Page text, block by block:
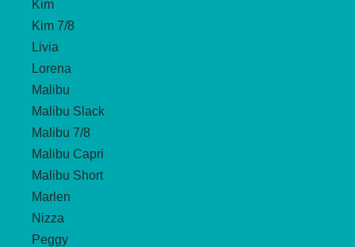
Kim
Kim 7/8
Livia
Lorena
Malibu
Malibu Slack
Malibu 7/8
Malibu Capri
Malibu Short
Marlen
Nizza
Peggy